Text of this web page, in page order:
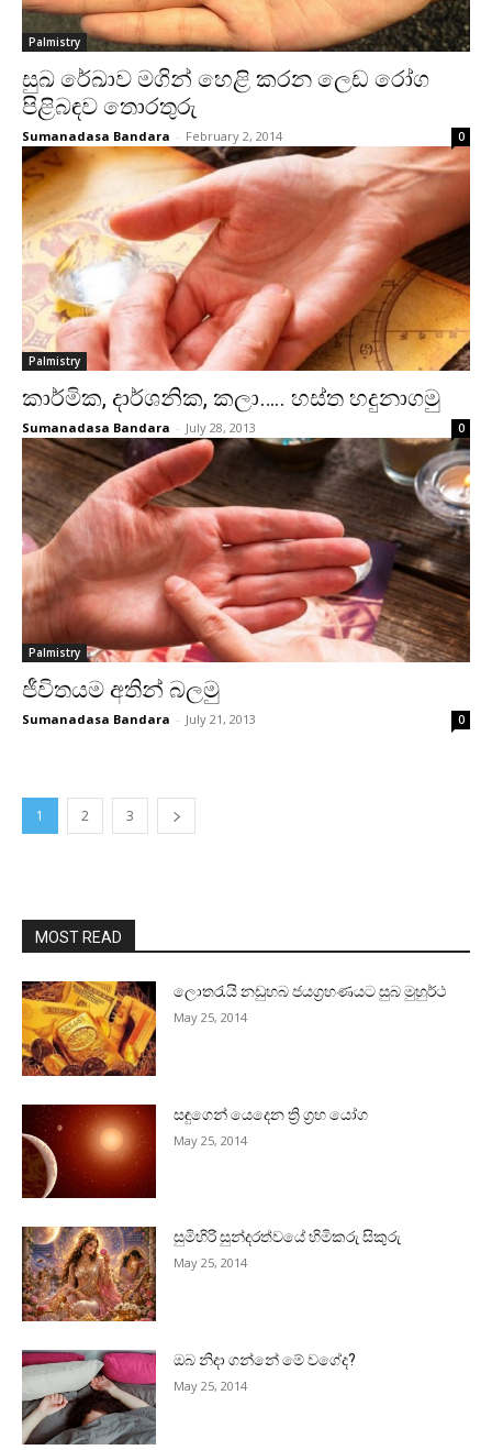
Palmistry
සුඛ රේඛාව මගින් හෙළි කරන ලෙඩ රෝග
පිළිබඳව තොරතුරු
Sumanadasa Bandara - February 2, 2014 0
Palmistry
කාර්මික, දාර්ශනික, කලා….. හස්‌ත හදුනාගමු
Sumanadasa Bandara - July 28, 2013 0
Palmistry
ජීවිතයම අතින් බලමු
Sumanadasa Bandara - July 21, 2013 0
1 2 3
MOST READ
ලොතරැයි නඩුහබ ජයග්‍රහණයට සුබ මුහුර්ථ
May 25, 2014
සඳුගෙන් යෙදෙන ත්‍රි ග්‍රහ යෝග
May 25, 2014
සුමිහිරි සුන්දරත්වයේ හිමිකරු සිකුරු
May 25, 2014
ඔබ නිදා ගන්නේ මේ වගේද?
May 25, 2014